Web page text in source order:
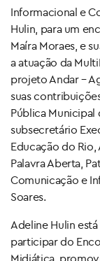
Informacional e
Hulin, para um
Maíra Moraes, e
a atuação da
projeto Andar –
suas
Pública
subsecretário
Educação do
Palavra Aberta,
Comunicação e
Soares.
Adeline Hulin
participar do